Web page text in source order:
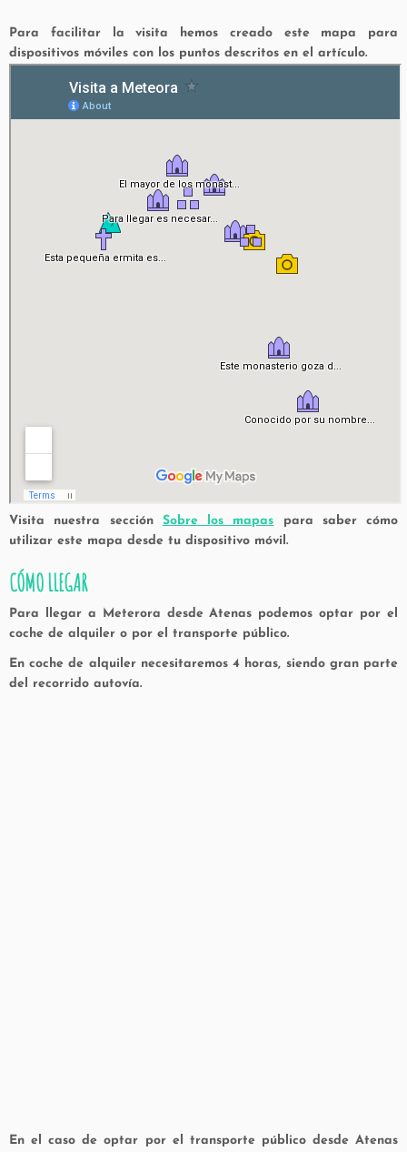
Para facilitar la visita hemos creado este mapa para
dispositivos móviles con los puntos descritos en el artículo.
Visita nuestra sección Sobre los mapas para saber cómo
utilizar este mapa desde tu dispositivo móvil.
CÓMO LLEGAR
Para llegar a Meterora desde Atenas podemos optar por el
coche de alquiler o por el transporte público.
En coche de alquiler necesitaremos 4 horas, siendo gran parte
del recorrido autovía.
En el caso de optar por el transporte público desde Atenas